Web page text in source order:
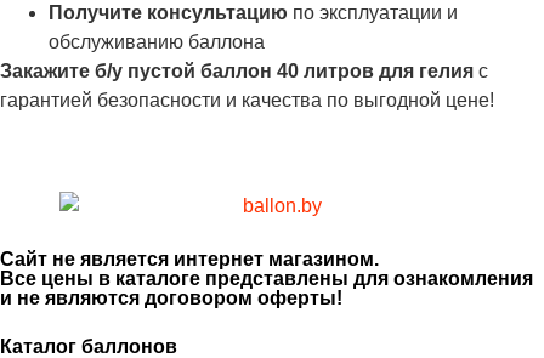
Получите консультацию по эксплуатации и
обслуживанию баллона
Закажите б/у пустой баллон 40 литров для гелия с
гарантией безопасности и качества по выгодной цене!
Сайт не является интернет магазином.
Все цены в каталоге представлены для ознакомления
и не являются договором оферты!
Каталог баллонов